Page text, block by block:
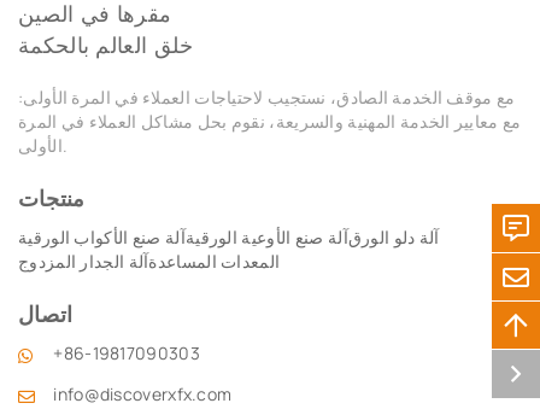
مقرها في الصين
خلق العالم بالحكمة
مع موقف الخدمة الصادق، نستجيب لاحتياجات العملاء في المرة الأولى:
مع معايير الخدمة المهنية والسريعة، نقوم بحل مشاكل العملاء في المرة
منتجات
آلة صنع الأكواب الورقيةآلة صنع الأوعية الورقيةآلة دلو الورق
آلة الجدار المزدوجالمعدات المساعدة
اتصال
+86-19817090303
info@discoverxfx.com